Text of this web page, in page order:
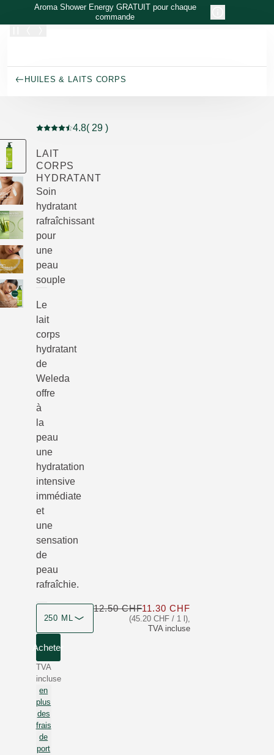
Allez au contenu principal
Aroma Shower Energy GRATUIT pour chaque
commande
HUILES & LAITS CORPS
Note actuelle : 4.8 sur 5 étoiles Noté par 29 clients
4.8( 29 )
LAIT
CORPS
HYDRATANT
Soin
hydratant
rafraîchissant
pour
une
peau
souple
Le
lait
corps
hydratant
de
Weleda
offre
à
la
peau
une
hydratation
intensive
immédiate
et
une
sensation
de
peau
rafraîchie.
250 ML (45.20 CHF / 1 l),
TVA incluse
12.50 CHF11.30 CHFSeulement 11.30
Acheter
TVA
incluse
en
plus
des
frais
de
port